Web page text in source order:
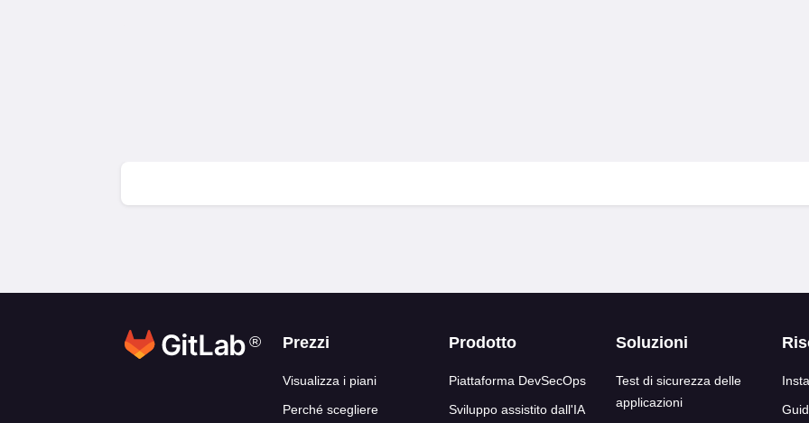
® Link del blocco inferiore
Prezzi
Visualizza i piani
Perché scegliere
Prodotto
Piattaforma DevSecOps
Sviluppo assistito dall'IA
Soluzioni
Test di sicurezza delle
applicazioni